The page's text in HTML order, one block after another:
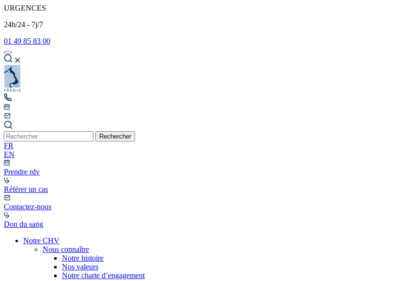
URGENCES
24h/24 - 7j/7
01 49 85 83 00
Rechercher
FR
EN
Prendre rdv
Référer un cas
Contactez-nous
Don du sang
Notre CHV
Nous connaître
Notre histoire
Nos valeurs
Notre charte d’engagement